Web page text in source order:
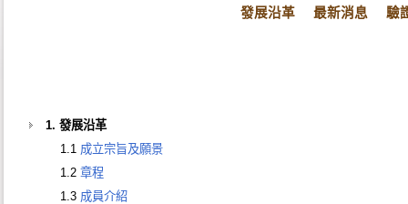
發展沿革 最新消息 驗
1. 發展沿革
1.1 成立宗旨及願景
1.2 章程
1.3 成員介紹